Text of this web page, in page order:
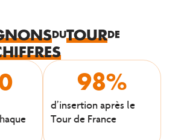
DUTOURDE
d’insertion après le
Tour de France
98%